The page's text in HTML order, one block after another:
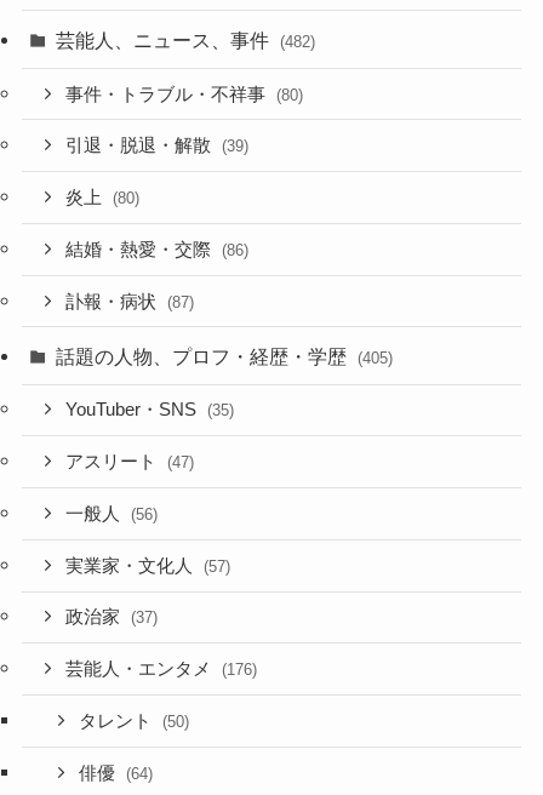
芸能人、ニュース、事件 (482)
事件・トラブル・不祥事 (80)
引退・脱退・解散 (39)
炎上 (80)
結婚・熱愛・交際 (86)
訃報・病状 (87)
話題の人物、プロフ・経歴・学歴 (405)
YouTuber・SNS (35)
アスリート (47)
一般人 (56)
実業家・文化人 (57)
政治家 (37)
芸能人・エンタメ (176)
タレント (50)
俳優 (64)